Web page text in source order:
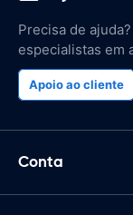
Precisa de
especialistas em
Apoio ao cliente
Conta